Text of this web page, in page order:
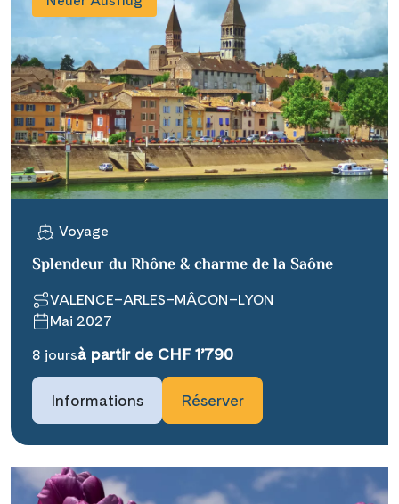
Voyage
Splendeur du Rhône & charme de la Saône
VALENCE–ARLES–MÂCON–LYON
Mai 2027
8 joursà partir de CHF 1’790
Informations Réserver